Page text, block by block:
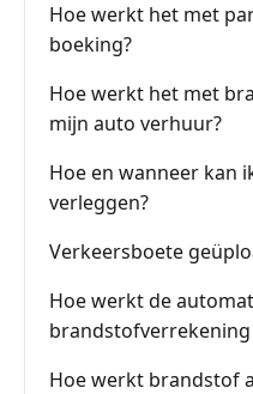
Hoe werkt het met
boeking?
Hoe werkt het met
mijn auto verhuur?
Hoe en wanneer kan
verleggen?
Verkeersboete
Hoe werkt de
Hoe werkt brandstof